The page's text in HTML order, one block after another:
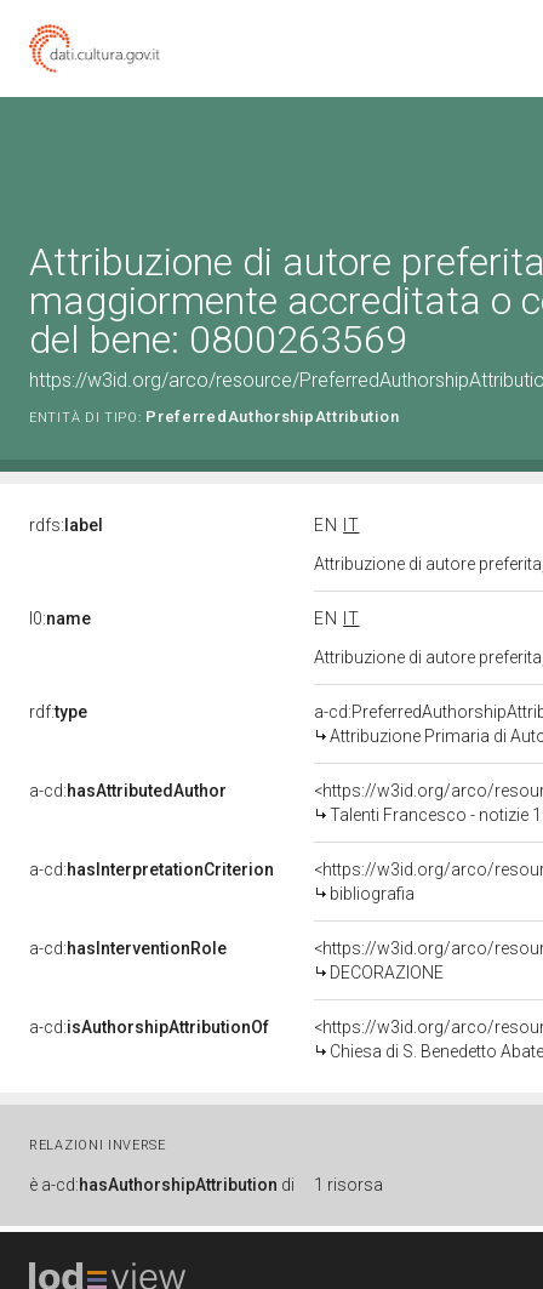
Attribuzione di autore
maggiormente accreditata o
del bene: 0800263569
https://w3id.org/arco/resource/
ENTITÀ DI TIPO: PreferredAuthorshipAttribution
rdfs: label EN
IT
Attribuzione di autore
l0:name EN
IT
Attribuzione di autore
rdf:type
a-
Attribuzione Primaria di
a-cd:hasAttributedAuthor
<https://w3id.org/arco/
Talenti Francesco - notizie
a-cd:hasInterpretationCriterion
<https://w3id.org/arco/
bibliografia
a-cd:hasInterventionRole
<https://w3id.org/arco/
DECORAZIONE
a-cd:isAuthorshipAttributionOf
<https://w3id.org/arco/
Chiesa di S. Benedetto
RELAZIONI INVERSE
è a-cd:hasAuthorshipAttribution di 1 risorsa